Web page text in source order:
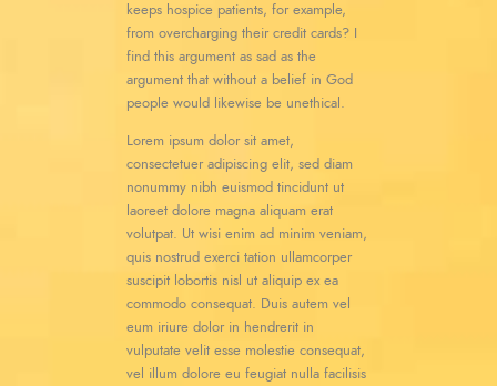
keeps hospice patients, for example,
from overcharging their credit cards? I
find this argument as sad as the
argument that without a belief in God
people would likewise be unethical.
Lorem ipsum dolor sit amet,
consectetuer adipiscing elit, sed diam
nonummy nibh euismod tincidunt ut
laoreet dolore magna aliquam erat
volutpat. Ut wisi enim ad minim veniam,
quis nostrud exerci tation ullamcorper
suscipit lobortis nisl ut aliquip ex ea
commodo consequat. Duis autem vel
eum iriure dolor in hendrerit in
vulputate velit esse molestie consequat,
vel illum dolore eu feugiat nulla facilisis